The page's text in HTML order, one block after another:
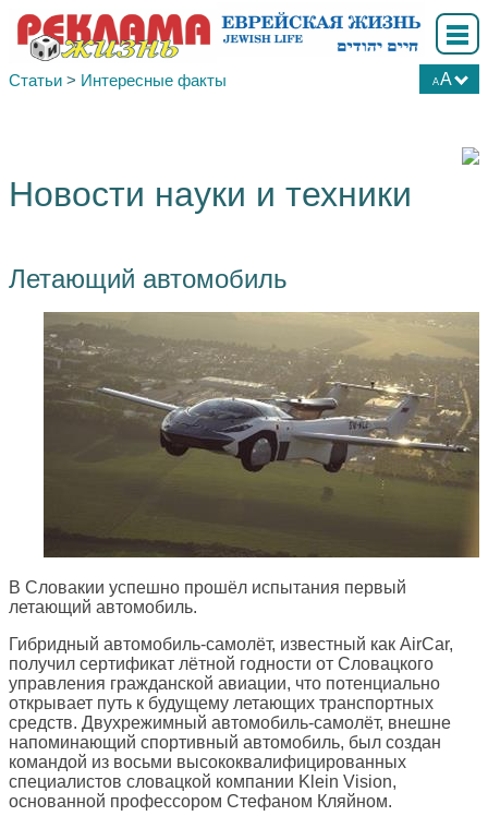
AA
Статьи > Интересные факты
Новости науки и техники
Летающий автомобиль
В Словакии успешно прошёл испытания первый
летающий автомобиль.
Гибридный автомобиль-самолёт, известный как AirCar,
получил сертификат лётной годности от Словацкого
управления гражданской авиации, что потенциально
открывает путь к будущему летающих транспортных
средств. Двухрежимный автомобиль-самолёт, внешне
напоминающий спортивный автомобиль, был создан
командой из восьми высококвалифицированных
специалистов словацкой компании Klein Vision,
основанной профессором Стефаном Кляйном.